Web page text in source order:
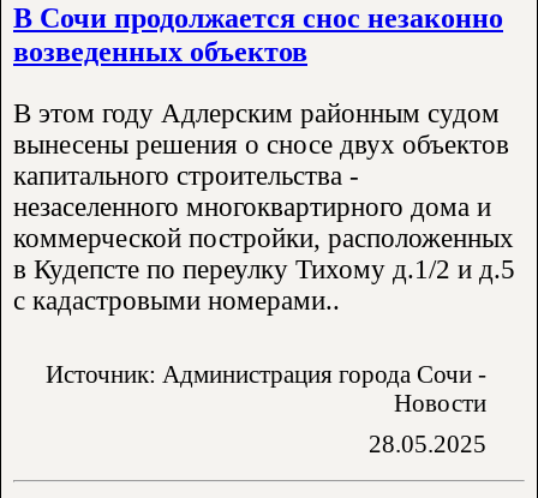
В Сочи продолжается снос незаконно
возведенных объектов
В этом году Адлерским районным судом
вынесены решения о сносе двух объектов
капитального строительства -
незаселенного многоквартирного дома и
коммерческой постройки, расположенных
в Кудепсте по переулку Тихому д.1/2 и д.5
с кадастровыми номерами..
Источник: Администрация города Сочи -
Новости
28.05.2025